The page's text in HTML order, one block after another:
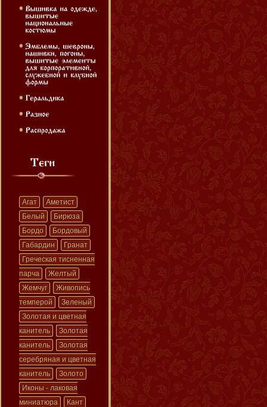
Агат
Аметист
Белый
Бирюза
Бордо
Бордовый
Габардин
Гранат
Греческая тисненная
парча
Желтый
Жемчуг
Живопись
темперой
Зеленый
Золотая и цветная
канитель
Золотая
канитель
Золотая
серебряная и цветная
канитель
Золото
Иконы - лаковая
миниатюра
Кант